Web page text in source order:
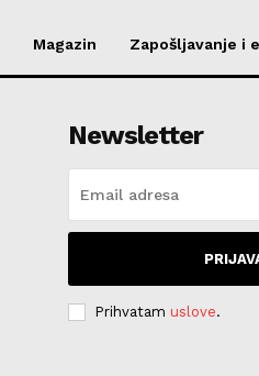
Magazin Zapošljavanje i
Newsletter
Prihvatam uslove.